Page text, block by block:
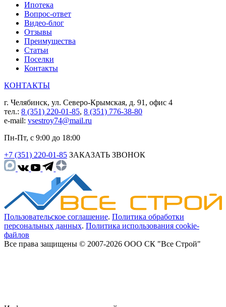
Ипотека
Вопрос-ответ
Видео-блог
Отзывы
Преимущества
Статьи
Поселки
Контакты
КОНТАКТЫ
г. Челябинск, ул. Северо-Крымская, д. 91, офис 4
тел.: 8 (351) 220-01-85, 8 (351) 776-38-80
e-mail: vsestroy74@mail.ru
Пн-Пт, с 9:00 до 18:00
+7 (351) 220-01-85 ЗАКАЗАТЬ ЗВОНОК
Пользовательское соглашение. Политика обработки
персональных данных. Политика использования cookie-
файлов
Все права защищены © 2007-2026 ООО СК "Все Строй"